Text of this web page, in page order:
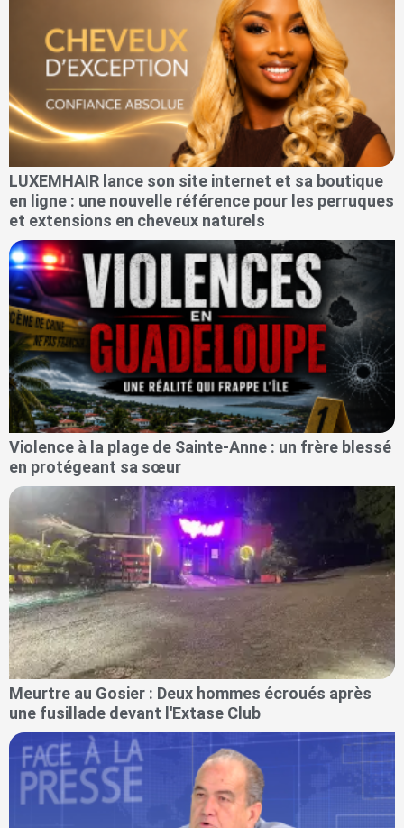
LUXEMHAIR lance son site internet et sa boutique
en ligne : une nouvelle référence pour les perruques
et extensions en cheveux naturels
Violence à la plage de Sainte-Anne : un frère blessé
en protégeant sa sœur
Meurtre au Gosier : Deux hommes écroués après
une fusillade devant l'Extase Club